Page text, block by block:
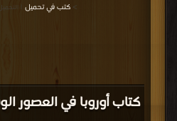
كتاب أوروبا في العصور
> كتب في تحميل |